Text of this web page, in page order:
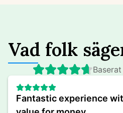
Vad folk
Fantastic experience